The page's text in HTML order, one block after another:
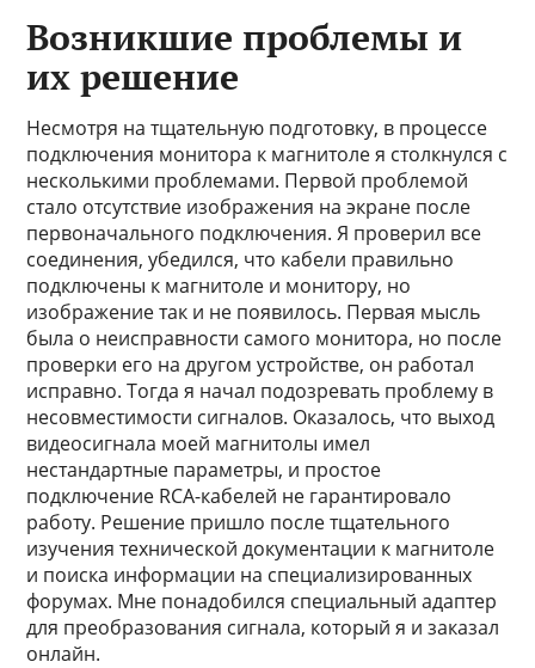
Возникшие проблемы и
их решение
Несмотря на тщательную подготовку, в процессе
подключения монитора к магнитоле я столкнулся с
несколькими проблемами. Первой проблемой
стало отсутствие изображения на экране после
первоначального подключения. Я проверил все
соединения, убедился, что кабели правильно
подключены к магнитоле и монитору, но
изображение так и не появилось. Первая мысль
была о неисправности самого монитора, но после
проверки его на другом устройстве, он работал
исправно. Тогда я начал подозревать проблему в
несовместимости сигналов. Оказалось, что выход
видеосигнала моей магнитолы имел
нестандартные параметры, и простое
подключение RCA-кабелей не гарантировало
работу. Решение пришло после тщательного
изучения технической документации к магнитоле
и поиска информации на специализированных
форумах. Мне понадобился специальный адаптер
для преобразования сигнала, который я и заказал
онлайн.